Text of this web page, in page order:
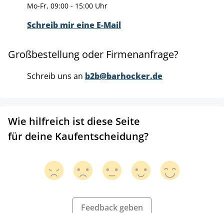
Mo-Fr, 09:00 - 15:00 Uhr
Schreib mir eine E-Mail
Großbestellung oder Firmenanfrage?
Schreib uns an b2b@barhocker.de
Wie hilfreich ist diese Seite
für deine Kaufentscheidung?
Feedback geben